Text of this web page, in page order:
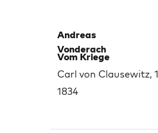
Andreas
Vonderach
Vom Kriege
Carl von Clausewitz,
1834